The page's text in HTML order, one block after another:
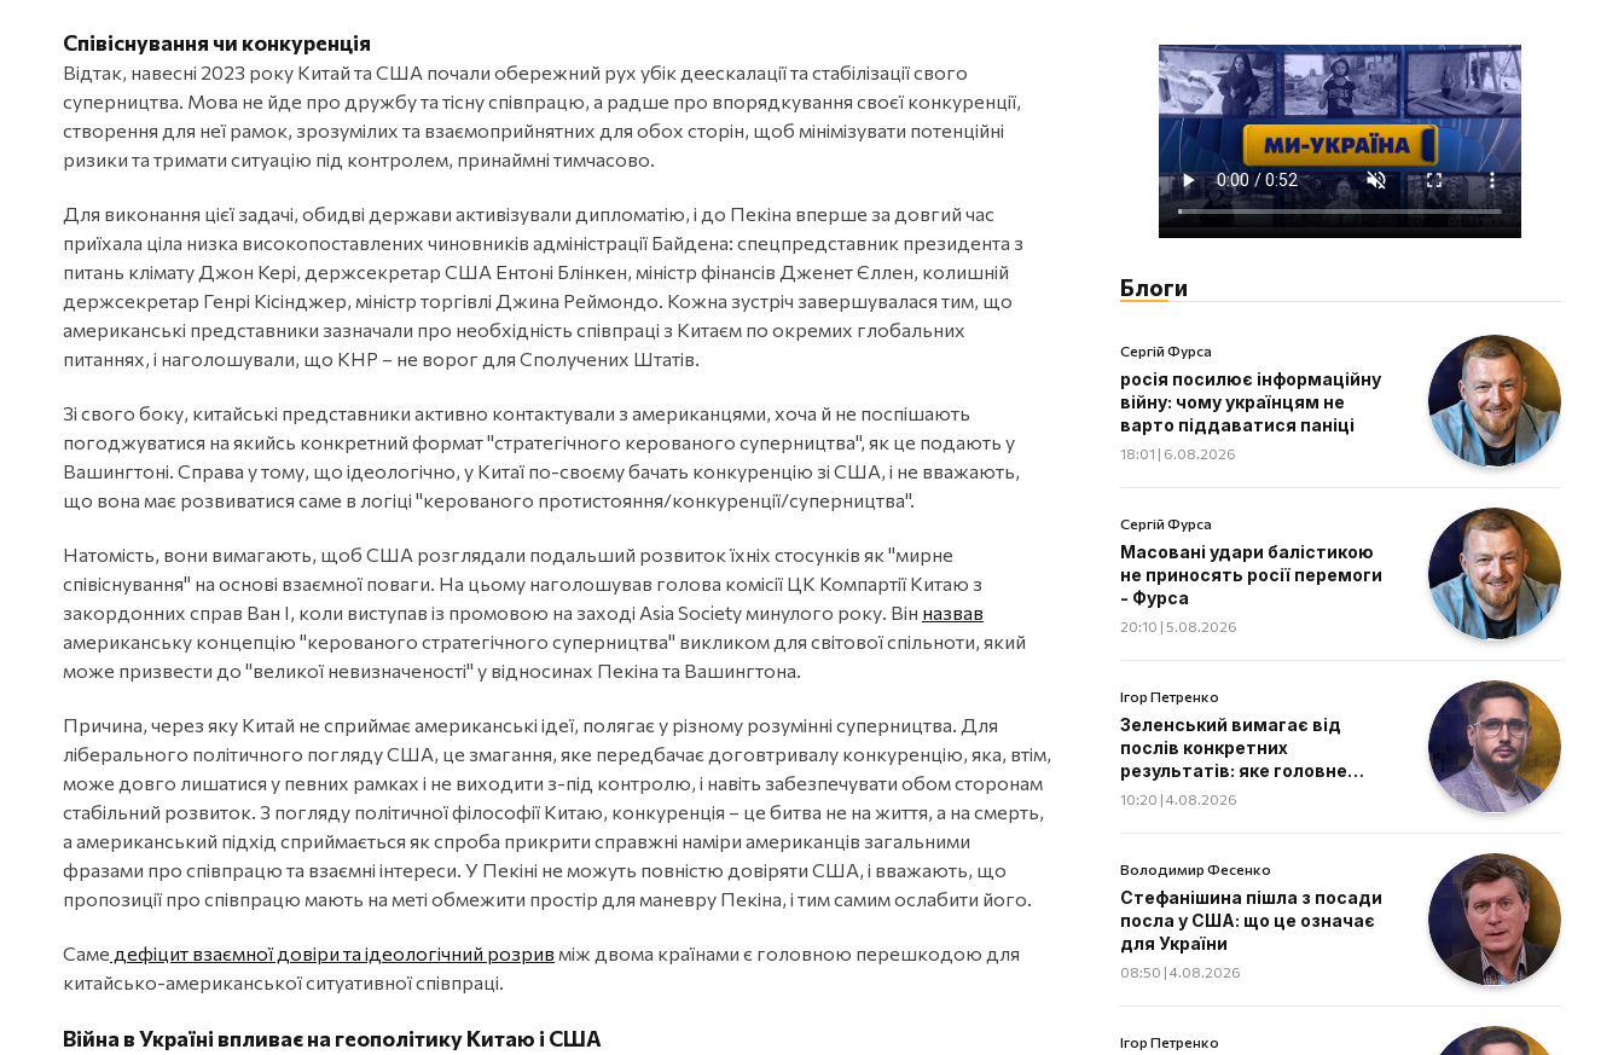
Співіснування чи конкуренція
Відтак, навесні 2023 року Китай та США почали обережний рух убік деескалації та стабілізації свого
суперництва. Мова не йде про дружбу та тісну співпрацю, а радше про впорядкування своєї конкуренції,
створення для неї рамок, зрозумілих та взаємоприйнятних для обох сторін, щоб мінімізувати потенційні
ризики та тримати ситуацію під контролем, принаймні тимчасово.
Для виконання цієї задачі, обидві держави активізували дипломатію, і до Пекіна вперше за довгий час
приїхала ціла низка високопоставлених чиновників адміністрації Байдена: спецпредставник президента з
питань клімату Джон Кері, держсекретар США Ентоні Блінкен, міністр фінансів Дженет Єллен, колишній
держсекретар Генрі Кісінджер, міністр торгівлі Джина Реймондо. Кожна зустріч завершувалася тим, що
американські представники зазначали про необхідність співпраці з Китаєм по окремих глобальних
питаннях, і наголошували, що КНР – не ворог для Сполучених Штатів.
Зі свого боку, китайські представники активно контактували з американцями, хоча й не поспішають
погоджуватися на якийсь конкретний формат "стратегічного керованого суперництва", як це подають у
Вашингтоні. Справа у тому, що ідеологічно, у Китаї по-своєму бачать конкуренцію зі США, і не вважають,
що вона має розвиватися саме в логіці "керованого протистояння/конкуренції/суперництва".
Натомість, вони вимагають, щоб США розглядали подальший розвиток їхніх стосунків як "мирне
співіснування" на основі взаємної поваги. На цьому наголошував голова комісії ЦК Компартії Китаю з
закордонних справ Ван І, коли виступав із промовою на заході Asia Society минулого року. Він назвав
американську концепцію "керованого стратегічного суперництва" викликом для світової спільноти, який
може призвести до "великої невизначеності" у відносинах Пекіна та Вашингтона.
Причина, через яку Китай не сприймає американські ідеї, полягає у різному розумінні суперництва. Для
ліберального політичного погляду США, це змагання, яке передбачає договтривалу конкуренцію, яка, втім,
може довго лишатися у певних рамках і не виходити з-під контролю, і навіть забезпечувати обом сторонам
стабільний розвиток. З погляду політичної філософії Китаю, конкуренція – це битва не на життя, а на смерть,
а американський підхід сприймається як спроба прикрити справжні наміри американців загальними
фразами про співпрацю та взаємні інтереси. У Пекіні не можуть повністю довіряти США, і вважають, що
пропозиції про співпрацю мають на меті обмежити простір для маневру Пекіна, і тим самим ослабити його.
Саме дефіцит взаємної довіри та ідеологічний розрив між двома країнами є головною перешкодою для
китайсько-американської ситуативної співпраці.
Війна в Україні впливає на геополітику Китаю і США
Блоги
Сергій Фурса
росія посилює інформаційну
війну: чому українцям не
варто піддаватися паніці
18:01 | 6.08.2026
Сергій Фурса
Масовані удари балістикою
не приносять росії перемоги
- Фурса
20:10 | 5.08.2026
Ігор Петренко
Зеленський вимагає від
послів конкретних
результатів: яке головне
завдання дипломатів
10:20 | 4.08.2026
Володимир Фесенко
Стефанішина пішла з посади
посла у США: що це означає
для України
08:50 | 4.08.2026
Ігор Петренко